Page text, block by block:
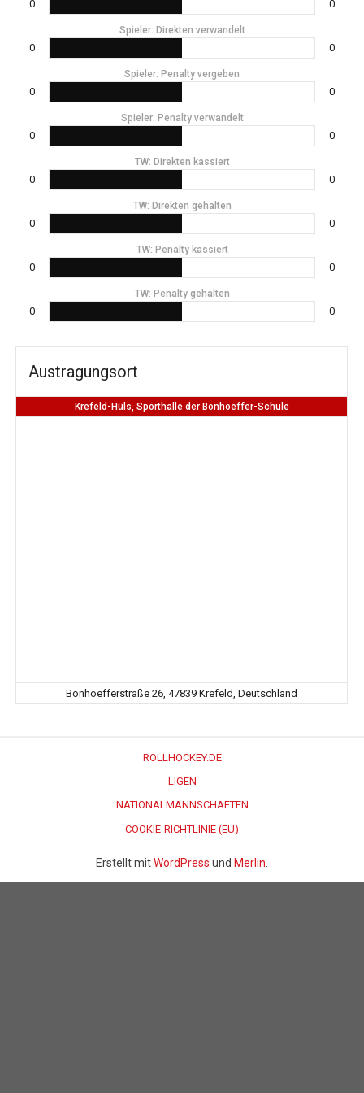
0 0
Spieler: Direkten verwandelt
0 0
Spieler: Penalty vergeben
0 0
Spieler: Penalty verwandelt
0 0
TW: Direkten kassiert
0 0
TW: Direkten gehalten
0 0
TW: Penalty kassiert
0 0
TW: Penalty gehalten
0 0
Austragungsort
Krefeld-Hüls, Sporthalle der Bonhoeffer-Schule
Bonhoefferstraße 26, 47839 Krefeld, Deutschland
ROLLHOCKEY.DE
LIGEN
NATIONALMANNSCHAFTEN
COOKIE-RICHTLINIE (EU)
Erstellt mitWordPress und Merlin